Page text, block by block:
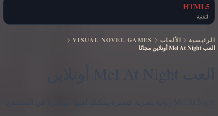
HTML5
التقنية
الرئيسية الألعاب
VISUAL NOVEL GAMES
العب Mel At Night أونلاين مجانًا
العب Mel At Night أونلاين